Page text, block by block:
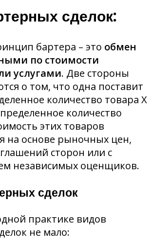
сделок:
бартера – это обмен
по стоимости
услугами. Две стороны
о том, что одна поставит
количество товара X
количество
этих товаров
на основе рыночных цен,
сторон или с
независимых оценщиков.
сделок
практике видов
не мало: